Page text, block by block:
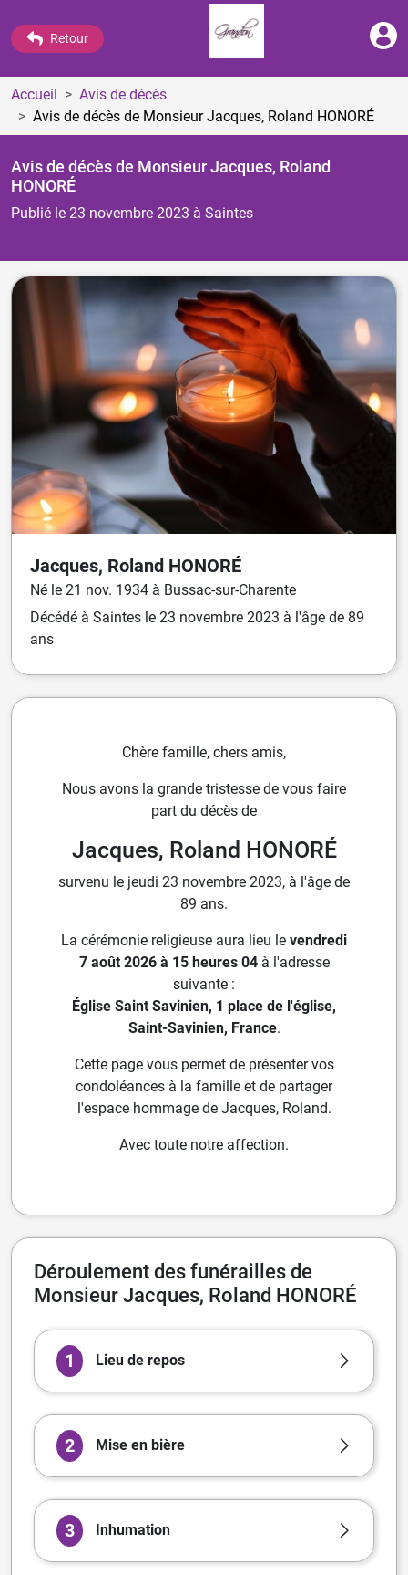
Retour
Accueil
Avis de décès
Avis de décès de Monsieur Jacques, Roland HONORÉ
Avis de décès de Monsieur Jacques, Roland
HONORÉ
Publié le 23 novembre 2023 à Saintes
Jacques, Roland HONORÉ
Né le 21 nov. 1934 à Bussac-sur-Charente
Décédé à Saintes le 23 novembre 2023 à l'âge de 89
ans
Chère famille, chers amis,
Nous avons la grande tristesse de vous faire
part du décès de
Jacques, Roland HONORÉ
survenu le jeudi 23 novembre 2023, à l'âge de
89 ans.
La cérémonie religieuse aura lieu le vendredi
7 août 2026 à 15 heures 04à l'adresse
suivante :
Église Saint Savinien, 1 place de l'église,
Saint-Savinien, France.
Cette page vous permet de présenter vos
condoléances à la famille et de partager
l'espace hommage de Jacques, Roland.
Avec toute notre affection.
Déroulement des funérailles de
Monsieur Jacques, Roland HONORÉ
1 Lieu de repos
2 Mise en bière
3 Inhumation